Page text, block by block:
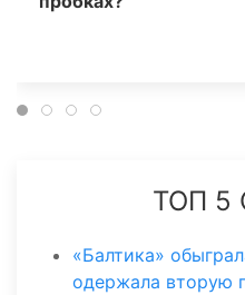
ТОП 5
«Балтика»
одержала вторую